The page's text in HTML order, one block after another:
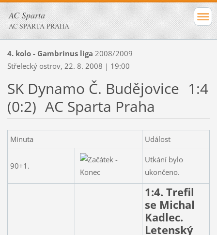
AC Sparta
AC SPARTA PRAHA
4. kolo - Gambrinus liga 2008/2009
Střelecký ostrov, 22. 8. 2008 | 19:00
SK Dynamo Č. Budějovice 1:4
(0:2) AC Sparta Praha
Minuta Událost
90+1.
Utkání bylo
ukončeno.
1:4. Trefil
se Michal
Kadlec.
Letenský